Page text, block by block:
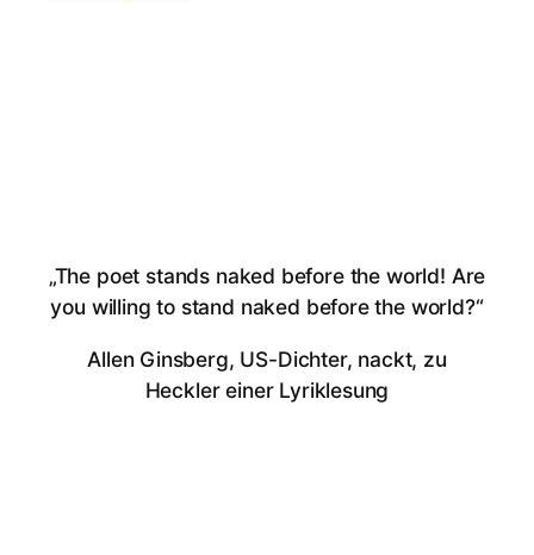
„The poet stands naked before the world! Are
you willing to stand naked before the world?“
Allen Ginsberg, US-Dichter, nackt, zu
Heckler einer Lyriklesung